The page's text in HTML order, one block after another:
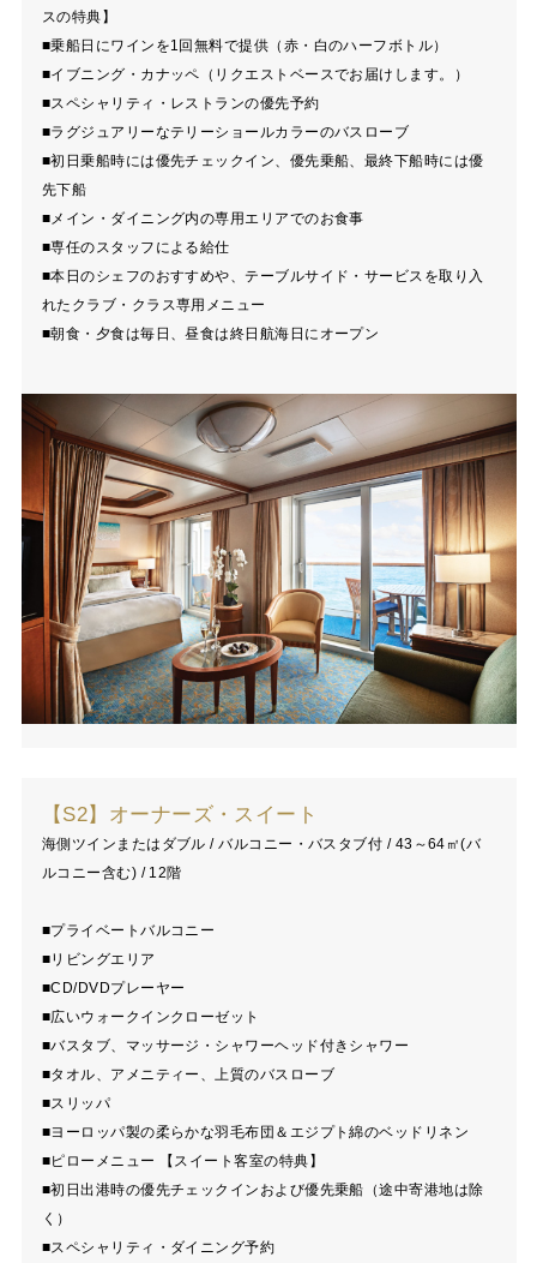
スの特典】
■乗船日にワインを1回無料で提供（赤・白のハーフボトル）
■イブニング・カナッペ（リクエストベースでお届けします。）
■スペシャリティ・レストランの優先予約
■ラグジュアリーなテリーショールカラーのバスローブ
■初日乗船時には優先チェックイン、優先乗船、最終下船時には優
先下船
■メイン・ダイニング内の専用エリアでのお食事
■専任のスタッフによる給仕
■本日のシェフのおすすめや、テーブルサイド・サービスを取り入
れたクラブ・クラス専用メニュー
■朝食・夕食は毎日、昼食は終日航海日にオープン
【S2】オーナーズ・スイート
海側ツインまたはダブル / バルコニー・バスタブ付 / 43～64㎡(バ
ルコニー含む) / 12階
■プライベートバルコニー
■リビングエリア
■CD/DVDプレーヤー
■広いウォークインクローゼット
■バスタブ、マッサージ・シャワーヘッド付きシャワー
■タオル、アメニティー、上質のバスローブ
■スリッパ
■ヨーロッパ製の柔らかな羽毛布団＆エジプト綿のベッドリネン
■ピローメニュー 【スイート客室の特典】
■初日出港時の優先チェックインおよび優先乗船（途中寄港地は除
く）
■スペシャリティ・ダイニング予約